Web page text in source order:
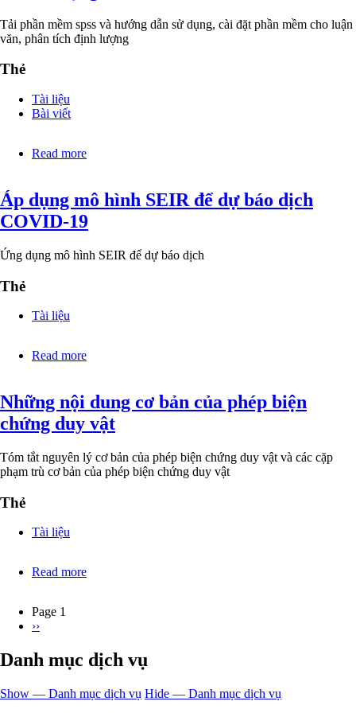
thạc
sĩ
Tải phần mềm spss và hướng dẫn sử dụng, cài đặt phần mềm cho luận
văn, phân tích định lượng
Thẻ
Tài liệu
Bài viết
Read more
thống
kê
SPSS:
và
Áp dụng mô hình SEIR để dự báo dịch
COVID-19
Ứng dụng mô hình SEIR để dự báo dịch
Thẻ
Tài liệu
Read more
mô
hình
SEIR
dự
báo
Những nội dung cơ bản của phép biện
chứng duy vật
Tóm tắt nguyên lý cơ bản của phép biện chứng duy vật và các cặp
phạm trù cơ bản của phép biện chứng duy vật
Thẻ
Tài liệu
Read more
của
phép
biện
chứng
Pagination
Page 1
Next
››
Danh mục dịch vụ
Show — Danh mục dịch vụ Hide — Danh mục dịch vụ